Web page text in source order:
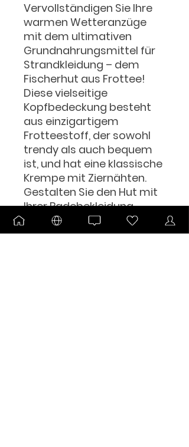
Vervollständigen Sie Ihre
warmen Wetteranzüge
mit dem ultimativen
Grundnahrungsmittel für
Strandkleidung – dem
Fischerhut aus Frottee!
Diese vielseitige
Kopfbedeckung besteht
aus einzigartigem
Frotteestoff, der sowohl
trendy als auch bequem
ist, und hat eine klassische
Krempe mit Ziernähten.
Gestalten Sie den Hut mit
Ihrer Badebekleidung,
Ihrem Sommerkleid oder
im Grunde jedem lässigen